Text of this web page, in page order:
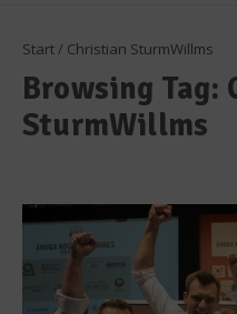
Start/ Christian SturmWillms
Browsing Tag:
SturmWillms